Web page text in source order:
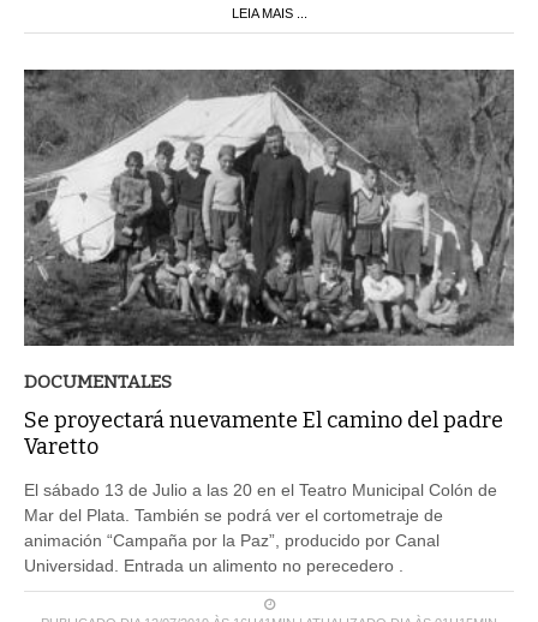
LEIA MAIS ...
DOCUMENTALES
Se proyectará nuevamente El camino del padre
Varetto
El sábado 13 de Julio a las 20 en el Teatro Municipal Colón de
Mar del Plata. También se podrá ver el cortometraje de
animación “Campaña por la Paz”, producido por Canal
Universidad. Entrada un alimento no perecedero .